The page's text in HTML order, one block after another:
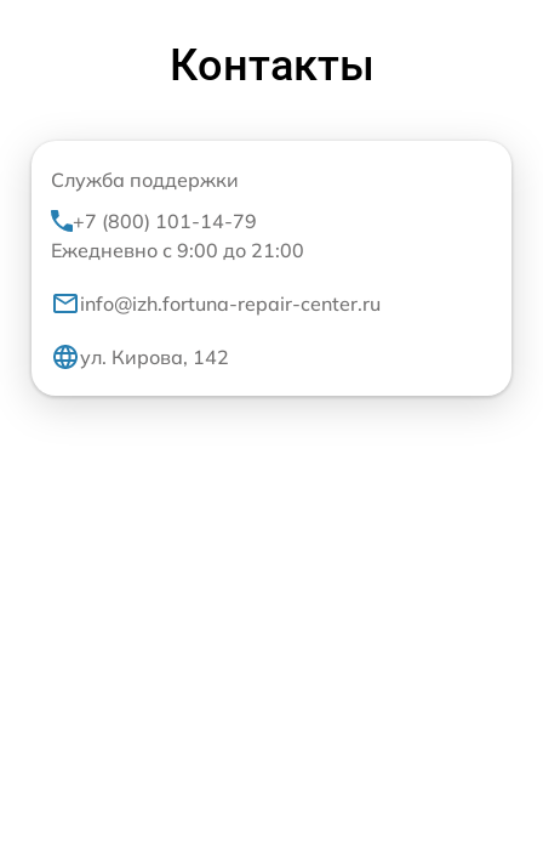
Контакты
Служба поддержки
+7 (800) 101-14-79
Ежедневно с 9:00 до 21:00
info@izh.fortuna-repair-center.ru
ул. Кирова, 142